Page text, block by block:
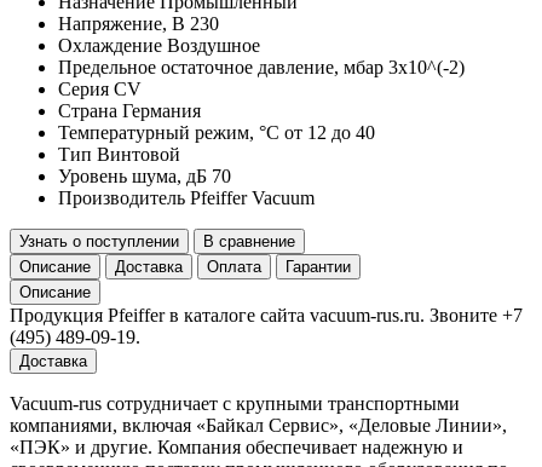
Напряжение, В 230
Охлаждение Воздушное
Предельное остаточное давление, мбар 3x10^(-2)
Серия CV
Страна Германия
Температурный режим, °С от 12 до 40
Тип Винтовой
Уровень шума, дБ 70
Производитель Pfeiffer Vacuum
Узнать о поступлении
В сравнение
Описание
Доставка Оплата
Гарантии
Описание
Продукция Pfeiffer в каталоге сайта vacuum-rus.ru. Звоните +7
(495) 489-09-19.
Доставка
Vacuum-rus сотрудничает с крупными транспортными
компаниями, включая «Байкал Сервис», «Деловые Линии»,
«ПЭК» и другие. Компания обеспечивает надежную и